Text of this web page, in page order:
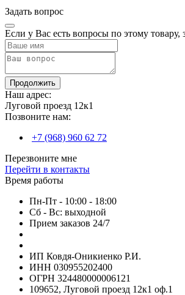
Задать вопрос
Если у Вас есть вопросы по этому
Продолжить
Наш адрес:
Луговой проезд 12к1
Позвоните нам:
+7 (968) 960 62 72
Перезвоните мне
Перейти в контакты
Время работы
Пн-Пт - 10:00 - 18:00
Сб - Вс: выходной
Прием заказов 24/7
ИП Ковдя-Оникиенко Р.И.
ИНН 030955202400
ОГРН 324480000006121
109652, Луговой проезд 12к1 оф.1